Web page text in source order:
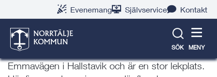
Evenemang Självservice Kontakt
SÖK MENY
Ekvägens lekplats
Lekplatsen ligger mellan Ekvägen och
Emmavägen i Hallstavik och är en stor lekplats.